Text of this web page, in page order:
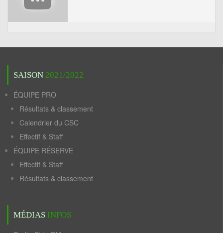
SAISON 2021/2022
ÉQUIPE PRO
Résultats & classement
Calendrier du CSC
Effectif & Staff
ÉQUIPE RÉSERVE
Effectif & Staff
Résultats & classement
MÉDIAS INFOS